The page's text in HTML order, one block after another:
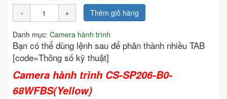
Thêm giỏ hàng
Danh mục: Camera hành trình
Bạn có thể dùng lệnh sau để phân thành nhiều TAB
[code=Thông số kỹ thuật]
Camera hành trình CS-SP206-B0-
68WFBS(Yellow)